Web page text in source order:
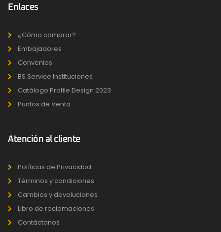
Enlaces
¿Cómo comprar?
Embajadores
Convenios
BS Service Instituciones
Catálogo Profile Design 2023
Puntos de Venta
Atención al cliente
Políticas de Privacidad
Términos y condiciones
Cambios y devoluciones
Libro de reclamaciones
Contáctanos